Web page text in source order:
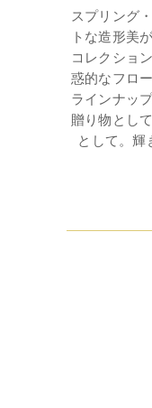
スプリング
トな造形美
コレクショ
惑的なフロ
ラインナッ
贈り物とし
として。輝